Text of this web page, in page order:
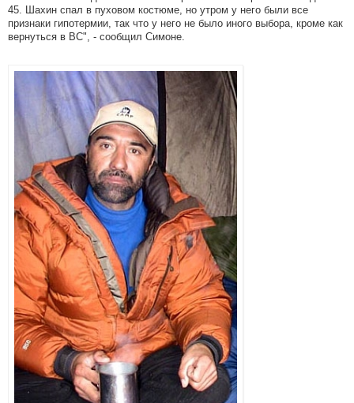
45. Шахин спал в пуховом костюме, но утром у него были все
признаки гипотермии, так что у него не было иного выбора, кроме как
вернуться в BC", - сообщил Симоне.